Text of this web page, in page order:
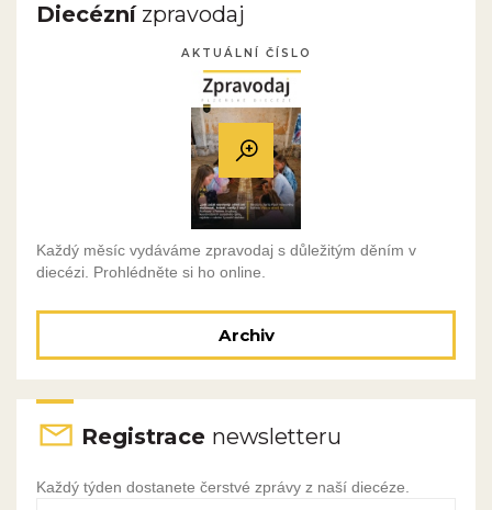
Diecéznízpravodaj
AKTUÁLNÍ ČÍSLO
Každý měsíc vydáváme zpravodaj s důležitým děním v
diecézi. Prohlédněte si ho online.
Archiv
Registrace newsletteru
Každý týden dostanete čerstvé zprávy z naší diecéze.